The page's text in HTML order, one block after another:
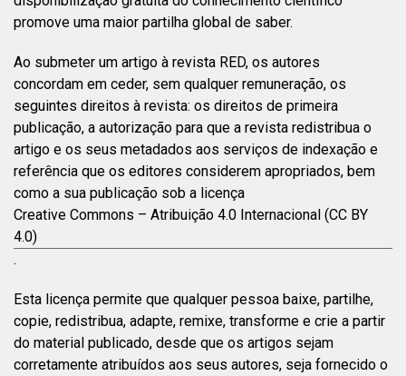
promove uma maior partilha global de saber.
Ao submeter um artigo à revista RED, os autores
concordam em ceder, sem qualquer remuneração, os
seguintes direitos à revista: os direitos de primeira
publicação, a autorização para que a revista redistribua o
artigo e os seus metadados aos serviços de indexação e
referência que os editores considerem apropriados, bem
como a sua publicação sob a licença
Creative Commons – Atribuição 4.0 Internacional (CC BY
4.0)
.
Esta licença permite que qualquer pessoa baixe, partilhe,
copie, redistribua, adapte, remixe, transforme e crie a partir
do material publicado, desde que os artigos sejam
corretamente atribuídos aos seus autores, seja fornecido o